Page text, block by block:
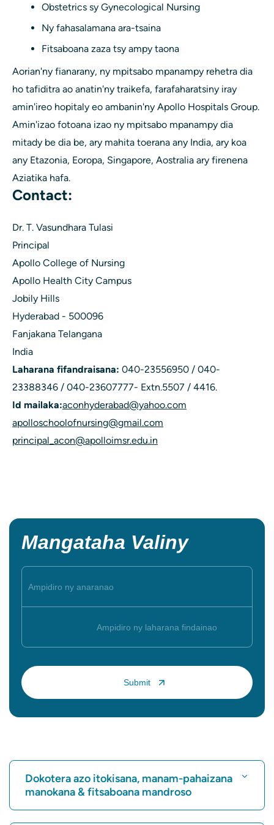
Obstetrics sy Gynecological Nursing
Ny fahasalamana ara-tsaina
Fitsaboana zaza tsy ampy taona
Aorian'ny fianarany, ny mpitsabo mpanampy rehetra dia
ho tafiditra ao anatin'ny traikefa, farafaharatsiny iray
amin'ireo hopitaly eo ambanin'ny Apollo Hospitals Group.
Amin'izao fotoana izao ny mpitsabo mpanampy dia
mitady be dia be, ary mahita toerana any India, ary koa
any Etazonia, Eoropa, Singapore, Aostralia ary firenena
Aziatika hafa.
Contact:
Dr. T. Vasundhara Tulasi
Principal
Apollo College of Nursing
Apollo Health City Campus
Jobily Hills
Hyderabad - 500096
Fanjakana Telangana
India
Laharana fifandraisana: 040-23556950 / 040-
23388346 / 040-23607777- Extn.5507 / 4416.
Id mailaka:aconhyderabad@yahoo.com
apolloschoolofnursing@gmail.com
principal_acon@apolloimsr.edu.in
Mangataha Valiny
Dokotera azo itokisana, manam-pahaizana
manokana & fitsaboana mandroso